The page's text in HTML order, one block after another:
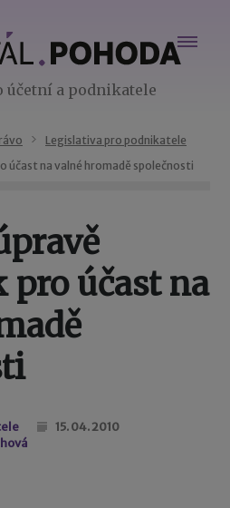
účetní a podnikatele
Legislativa pro podnikatele
účast na valné hromadě společnosti
účast na
15. 04. 2010